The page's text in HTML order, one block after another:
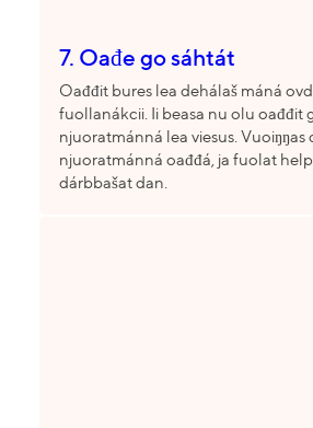
7. Oađe go sáhtát
Oađđit bures lea dehálaš máná
fuollanákcii. Ii beasa nu olu oađđit
njuoratmánná lea viesus. Vuoiŋŋas
njuoratmánná oađđá, ja fuolat
dárbbašat dan.